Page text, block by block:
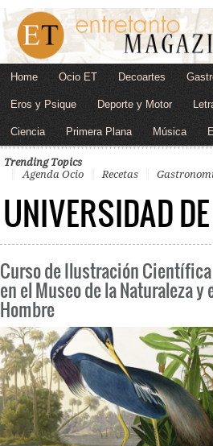
Home Ocio ET Decoartes
Eros y Psique Deporte y Motor
Ciencia Primera Plana Música
Trending Topics
Agenda Ocio
Recetas
UNIVERSIDAD
Curso de Ilustración Científica
en el Museo de la Naturaleza y
Hombre